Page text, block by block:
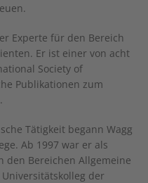
Experte für den Bereich
Er ist einer von acht
Society of
Publikationen zum
Tätigkeit begann Wagg
Ab 1997 war er als
den Bereichen Allgemeine
der